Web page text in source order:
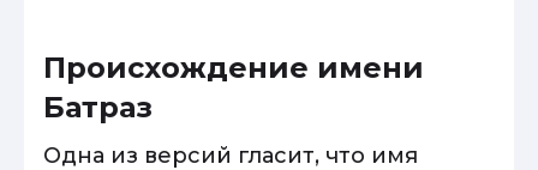
Происхождение имени
Батраз
Одна из версий гласит, что имя